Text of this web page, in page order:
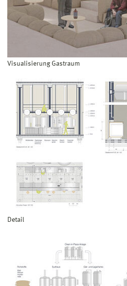
Visualisierung Gastraum
Detail